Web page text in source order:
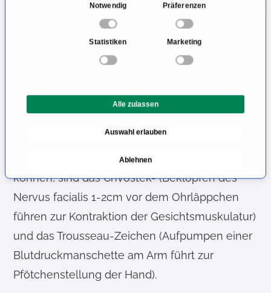
s
a
s
w
l
Notwendig Präferenzen
Statistiken Marketing
Alle zulassen
Auswahl erlauben
Ablehnen
Auch Verkrampfungen (Spasmen) der Galle
(Gallenkoliken), der Bronchien oder
retrosternale Schmerzen über dem Herzen
(Stenokardien) können auftreten. Langfristig
Augenerkrankungen und Hautproblemen
Hypoparathyreoidismus, die bei der
körperlichen Untersuchung auffällig werden
können, sind das Chvostek- (Beklopfen des
Nervus facialis 1-2cm vor dem Ohrläppchen
führen zur Kontraktion der Gesichtsmuskulatur)
und das Trousseau-Zeichen (Aufpumpen einer
Blutdruckmanschette am Arm führt zur
Pfötchenstellung der Hand).